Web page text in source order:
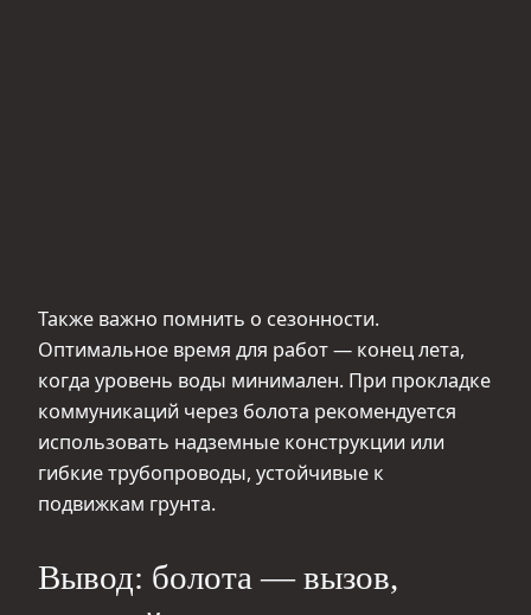
Также важно помнить о сезонности.
Оптимальное время для работ — конец лета,
когда уровень воды минимален. При прокладке
коммуникаций через болота рекомендуется
использовать надземные конструкции или
гибкие трубопроводы, устойчивые к
подвижкам грунта.
Вывод: болота — вызов,